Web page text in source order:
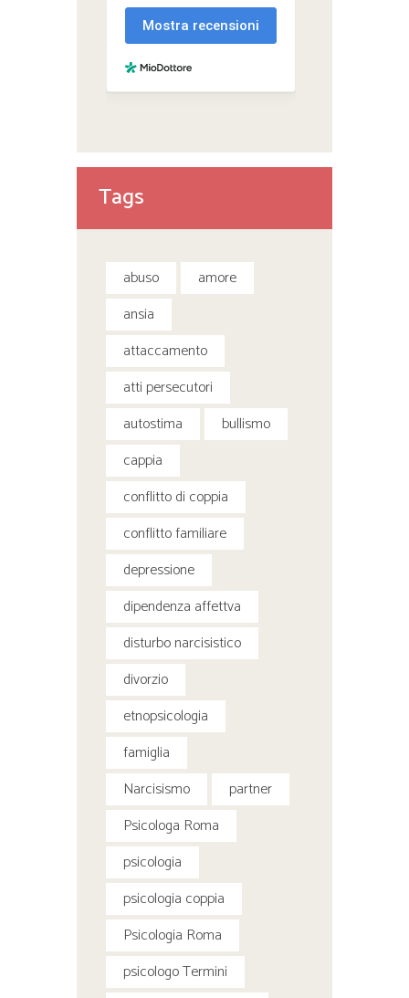
Tags
abuso
amore
ansia
attaccamento
atti persecutori
autostima
bullismo
cappia
conflitto di coppia
conflitto familiare
depressione
dipendenza affettva
disturbo narcisistico
divorzio
etnopsicologia
famiglia
Narcisismo
partner
Psicologa Roma
psicologia
psicologia coppia
Psicologia Roma
psicologo Termini